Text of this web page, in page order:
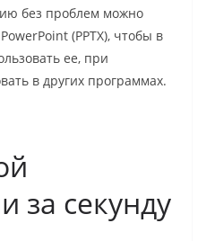
без проблем можно
(PPTX), чтобы в
ее, при
в других программах.
за секунду